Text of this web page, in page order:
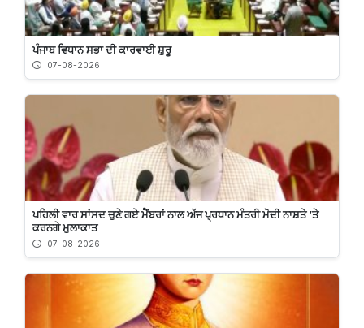
ਪੰਜਾਬ ਵਿਧਾਨ ਸਭਾ ਦੀ ਕਾਰਵਾਈ ਸ਼ੁਰੂ
07-08-2026
ਪਹਿਲੀ ਵਾਰ ਸਾਂਸਦ ਚੁਣੇ ਗਏ ਮੈਂਬਰਾਂ ਨਾਲ ਅੱਜ ਪ੍ਰਧਾਨ ਮੰਤਰੀ ਮੋਦੀ ਨਾਸ਼ਤੇ ’ਤੇ
ਕਰਨਗੇ ਮੁਲਾਕਾਤ
07-08-2026